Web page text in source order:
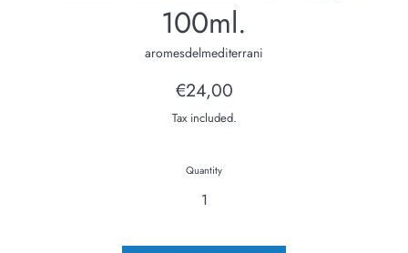
100ml.
aromesdelmediterrani
Regular
€24,00
Tax included.
Quantity